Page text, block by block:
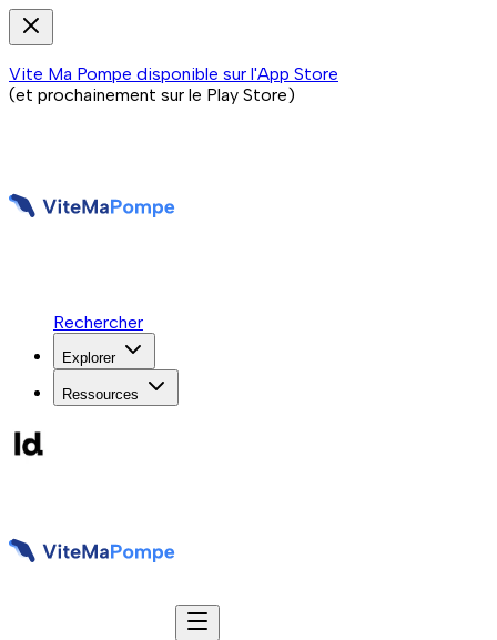
Vite Ma Pompe disponible sur l'App Store
(et prochainement sur le Play Store)
Rechercher
Explorer
Ressources